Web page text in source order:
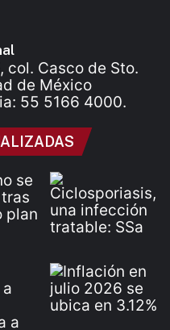
col. Casco de Sto.
de México
55 5166 4000.